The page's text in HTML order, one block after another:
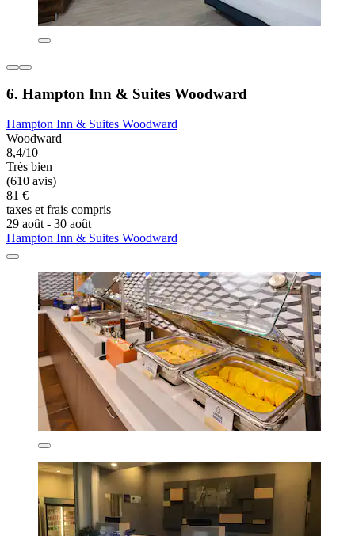
6. Hampton Inn & Suites Woodward
Hampton Inn & Suites Woodward
Woodward
8,4/10
Très bien
(610 avis)
81 €
taxes et frais compris
29 août - 30 août
Hampton Inn & Suites Woodward